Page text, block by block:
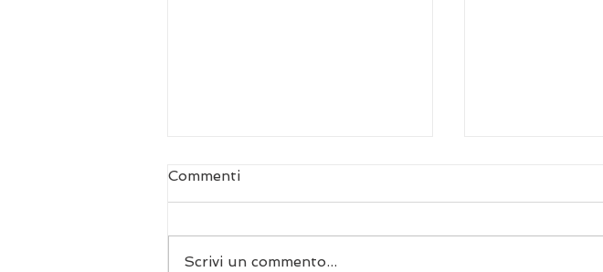
Commenti
Scrivi un commento...